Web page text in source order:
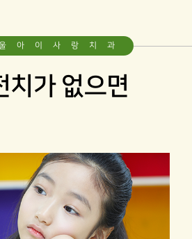
아이사랑치과
치가 없으면